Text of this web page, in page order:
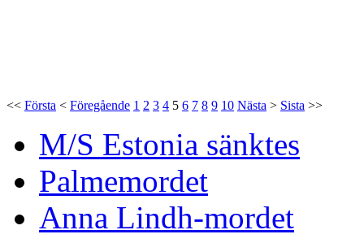
<< Första < Föregående 1 2 3 4 5 6 7 8 9 10 Nästa > Sista >>
M/S Estonia sänktes
Palmemordet
Anna Lindh-mordet